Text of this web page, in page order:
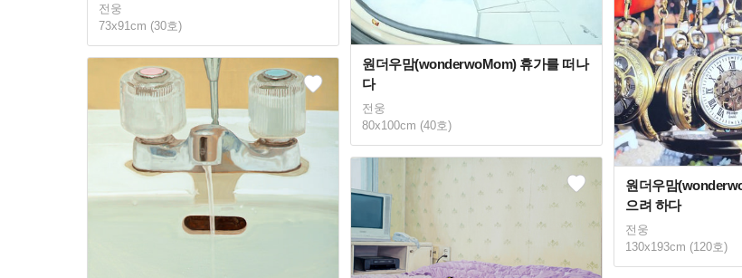
전웅
73x91cm (30호)
원더우맘(wonderwoMom) 휴가를 떠나
다
전웅
80x100cm (40호)
원더우맘
으려 하다
전웅
130x193cm (120호)